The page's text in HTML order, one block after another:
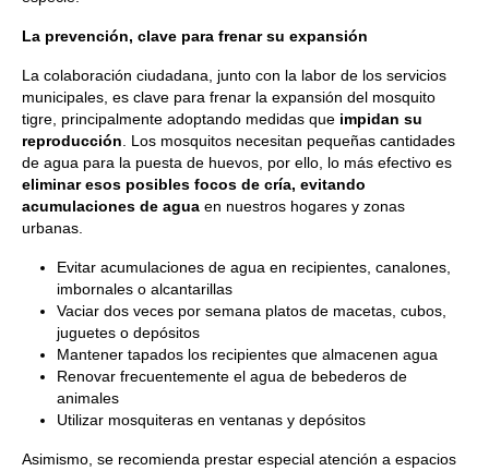
La prevención, clave para frenar su expansión
La colaboración ciudadana, junto con la labor de los servicios
municipales, es clave para frenar la expansión del mosquito
tigre, principalmente adoptando medidas que impidan su
reproducción . Los mosquitos necesitan pequeñas cantidades
de agua para la puesta de huevos, por ello, lo más efectivo es
eliminar esos posibles focos de cría, evitando
acumulaciones de agua en nuestros hogares y zonas
urbanas.
Evitar acumulaciones de agua en recipientes, canalones,
imbornales o alcantarillas
Vaciar dos veces por semana platos de macetas, cubos,
juguetes o depósitos
Mantener tapados los recipientes que almacenen agua
Renovar frecuentemente el agua de bebederos de
animales
Utilizar mosquiteras en ventanas y depósitos
Asimismo, se recomienda prestar especial atención a espacios